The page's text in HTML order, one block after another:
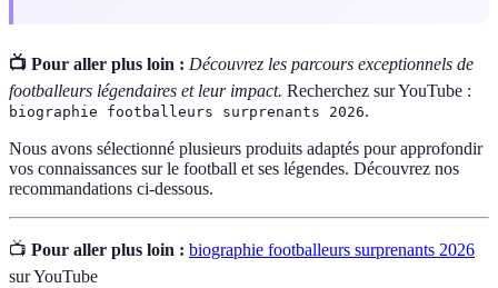
📺 Pour aller plus loin : Découvrez les parcours exceptionnels de
footballeurs légendaires et leur impact. Recherchez sur YouTube :
biographie footballeurs surprenants 2026.
Nous avons sélectionné plusieurs produits adaptés pour approfondir
vos connaissances sur le football et ses légendes. Découvrez nos
recommandations ci-dessous.
📺 Pour aller plus loin : biographie footballeurs surprenants 2026
sur YouTube